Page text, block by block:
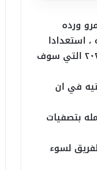
ورده
استعدادا
لمواجهة أنجولا و الجابون في بدايه التصفيات المؤهلة لبطولة كأس العالم ٢٠٢٢ التي سوف
في ان
بتصفيات
لسوء